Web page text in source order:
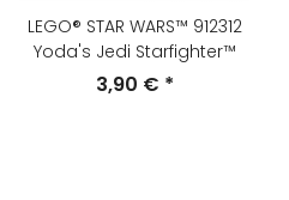
LEGO® STAR WARS™ 912312
Yoda's Jedi Starfighter™
3,90 € *